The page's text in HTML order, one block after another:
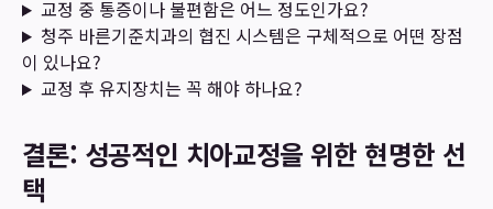
교정 중 통증이나 불편함은 어느 정도인가요?
청주 바른기준치과의 협진 시스템은 구체적으로 어떤 장점
이 있나요?
교정 후 유지장치는 꼭 해야 하나요?
결론: 성공적인 치아교정을 위한 현명한 선
택